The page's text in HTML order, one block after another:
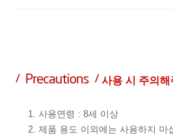
사용 시 주의해
1. 사용연령 : 8세 이상
2. 제품 용도 이외에는 사용하지 마